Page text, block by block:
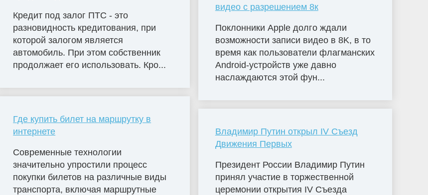
Кредит под залог ПТС - это
разновидность кредитования, при
которой залогом является
автомобиль. При этом собственник
продолжает его использовать. Кро...
Где купить билет на маршрутку в
интернете
Современные технологии
значительно упростили процесс
покупки билетов на различные виды
транспорта, включая маршрутные
видео с разрешением 8к
Поклонники Apple долго ждали
возможности записи видео в 8K, в то
время как пользователи флагманских
Android-устройств уже давно
наслаждаются этой фун...
Владимир Путин открыл IV Съезд
Движения Первых
Президент России Владимир Путин
принял участие в торжественной
церемонии открытия IV Съезда